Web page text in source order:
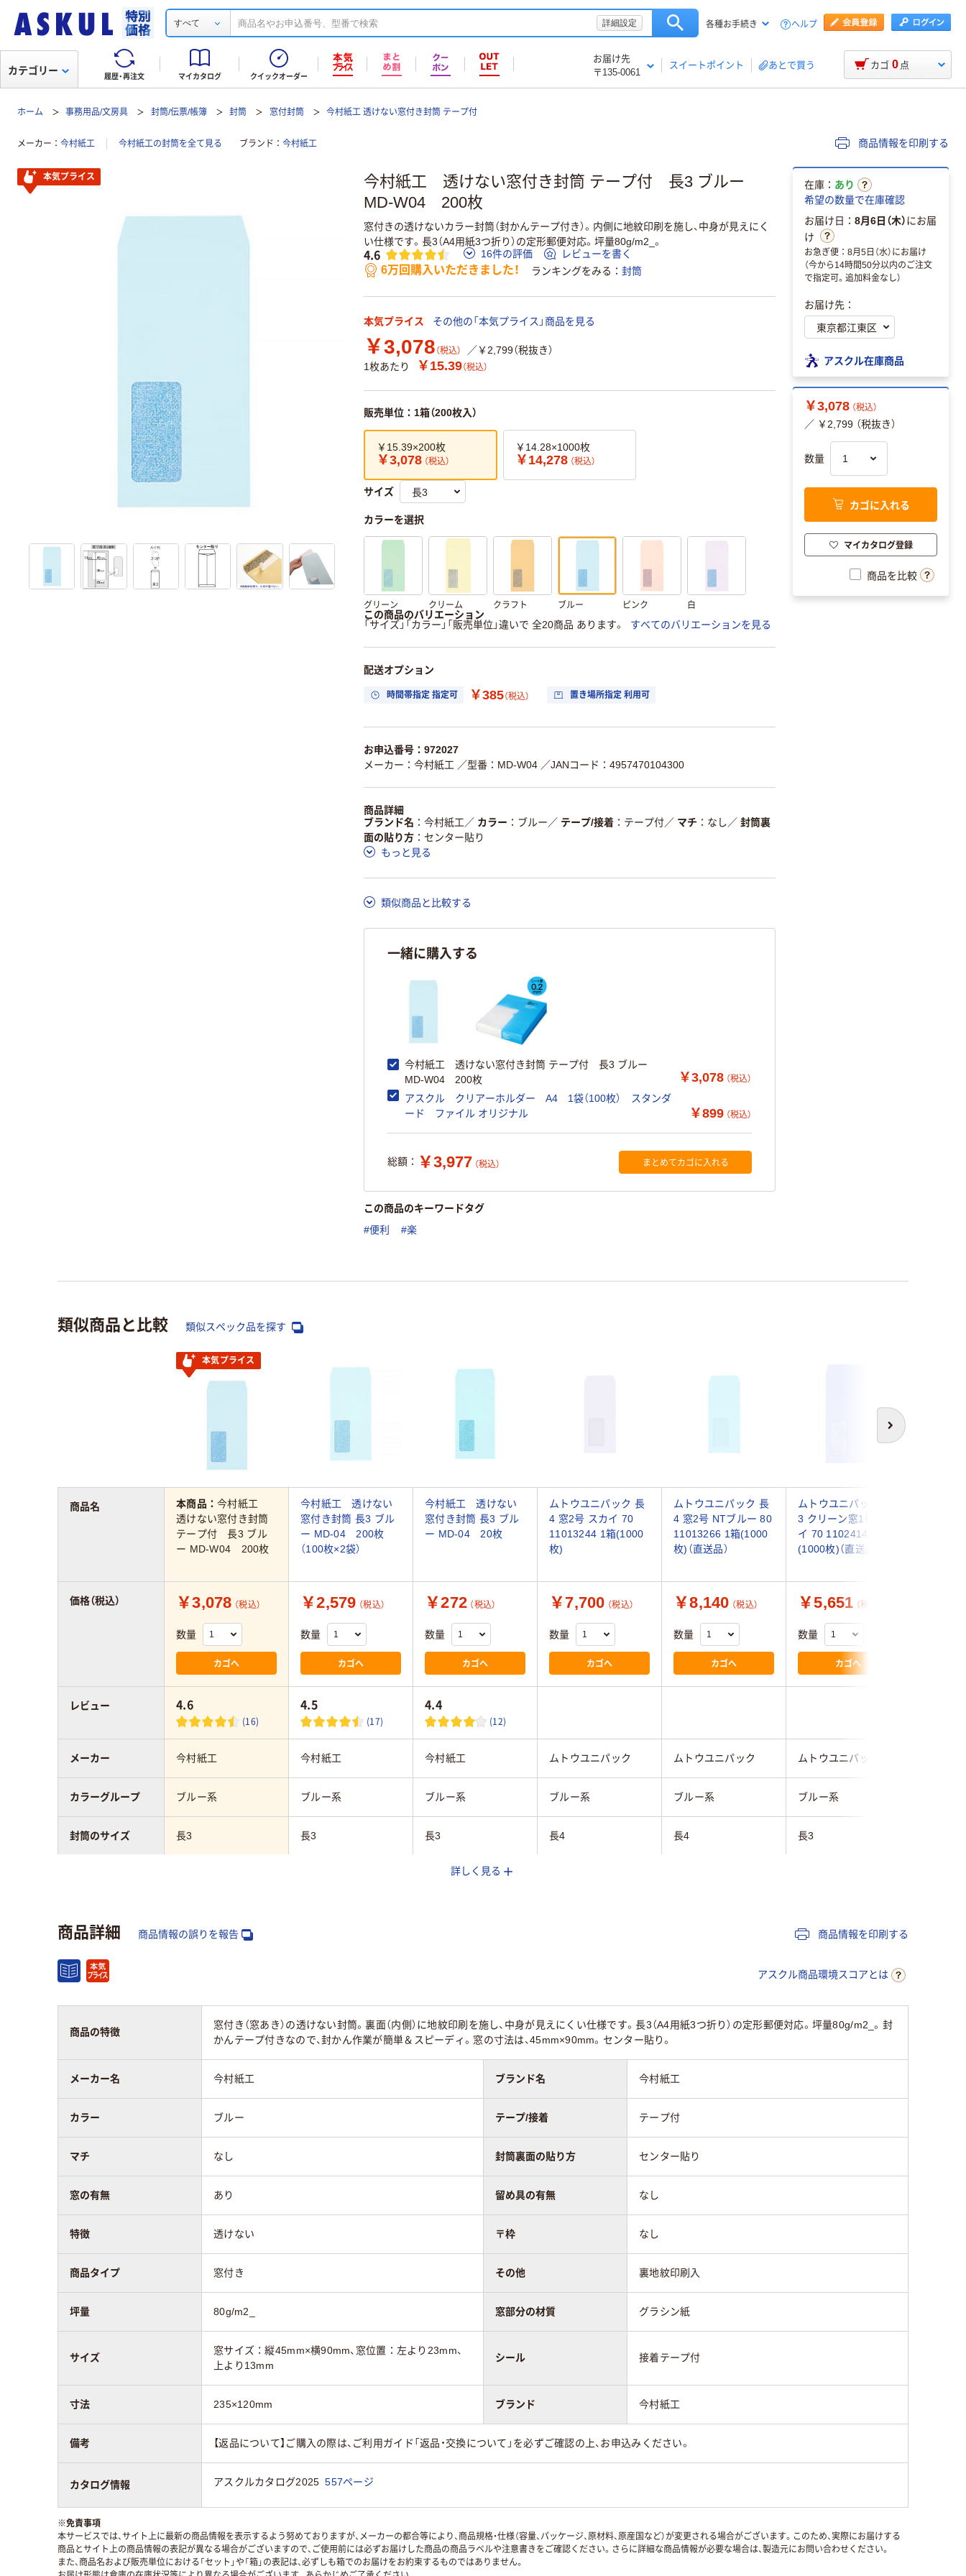
すべて 詳細設定 各種お手続き ヘルプ
履歴・再注文 マイカタログ クイックオーダー
お届け先
〒135-0061
スイートポイント あとで買う
カテゴリー カゴ 0 点
ホーム 事務用品/文房具 封筒/伝票/帳簿 封筒 窓付封筒 今村紙工 透けない窓付き封筒 テープ付
メーカー 今村紙工 今村紙工の封筒を全て見る ブランド 今村紙工 商品情報を印刷する
今村紙工 透けない窓付き封筒 テープ付 長3 ブルー
MD-W04 200枚
窓付きの透けないカラー封筒（封かんテープ付き）。内側に地紋印刷を施し、中身が見えにく
い仕様です。長3（A4用紙3つ折り）の定形郵便対応。坪量80g/m2_。
4.6 16件の評価 レビューを書く
6万回購入いただきました！ ランキングをみる 封筒
本気プライス その他の「本気プライス」商品を見る
￥3,078 （税込）
／￥2,799（税抜き）
1枚あたり
￥15.39（税込）
販売単位：1箱（200枚入）
￥15.39×200枚
￥3,078 （税込）
￥14.28×1000枚
￥14,278 （税込）
サイズ
カラーを選択
グリーン クリーム クラフト ブルー ピンク 白
この商品のバリエーション
「サイズ」「カラー」「販売単位」違いで 全20商品 あります。
すべてのバリエーションを見る
配送オプション
時間帯指定 指定可 ￥385（税込） 置き場所指定 利用可
お申込番号：972027
メーカー：今村紙工 ／型番：MD-W04 ／JANコード：4957470104300
商品詳細
ブランド名
今村紙工 ／ カラー ブルー ／ テープ/接着 テープ付／ マチ なし ／ 封筒裏
面の貼り方
センター貼り
もっと見る
類似商品と比較する
一緒に購入する
今村紙工 透けない窓付き封筒 テープ付 長3 ブルー
MD-W04 200枚
￥3,078 （税込）
アスクル クリアーホルダー A4 1袋（100枚） スタンダ
ード ファイル オリジナル
￥899 （税込）
総額： ￥3,977 （税込） まとめてカゴに入れる
この商品のキーワードタグ
#便利 #楽
本気プライス
在庫： あり
希望の数量で在庫確認
お届け日： 8月6日（木）にお届
け
お急ぎ便：8月5日（水）にお届け
（今から14時間50分以内のご注文
で指定可。追加料金なし）
お届け先：
アスクル在庫商品
￥3,078 （税込）
／ ￥2,799 （税抜き）
数量
カゴに入れる
マイカタログ登録
商品を比較
類似商品と比較 類似スペック品を探す
次へ
本気プライス
本商品：今村紙工
透けない窓付き封筒
テープ付 長3 ブル
ー MD-W04 200枚
今村紙工 透けない
窓付き封筒 長3 ブル
ー MD-04 200枚
（100枚×2袋）
今村紙工 透けない
窓付き封筒 長3 ブル
ー MD-04 20枚
ムトウユニパック 長
4 窓2号 スカイ 70
11013244 1箱(1000
枚)
ムトウユニパック 長
4 窓2号 NTブルー 80
11013266 1箱(1000
枚)（直送品）
ムトウユニパック 長
3 クリーン窓1号 スカ
イ 70 11024144 1箱
(1000枚)（直送品）
￥3,078 （税込）
数量
カゴへ
￥2,579 （税込）
数量
カゴへ
￥272 （税込）
数量
カゴへ
￥7,700 （税込）
数量
カゴへ
￥8,140 （税込）
数量
カゴへ
￥5,651 （税込）
数量
カゴへ
4.6
(16)
4.5
(17)
4.4
(12)
今村紙工 今村紙工 今村紙工 ムトウユニパック ムトウユニパック ムトウユニパック
ブルー系 ブルー系 ブルー系 ブルー系 ブルー系 ブルー系
長3 長3 長3 長4 長4 長3
テープなし
なし なし なし なし なし
商品名
価格（税込）
レビュー
メーカー
カラーグループ
封筒のサイズ
マチの有無
スコア
詳しく見る
商品詳細 商品情報の誤りを報告 商品情報を印刷する
アスクル商品環境スコアとは
商品の特徴
窓付き（窓あき）の透けない封筒。裏面（内側）に地紋印刷を施し、中身が見えにくい仕様です。長3（A4用紙3つ折り）の定形郵便対応。坪量80g/m2_。封
かんテープ付きなので、封かん作業が簡単＆スピーディ。窓の寸法は、45mm×90mm。センター貼り。
メーカー名 今村紙工 ブランド名 今村紙工
カラー ブルー テープ/接着 テープ付
マチ なし 封筒裏面の貼り方 センター貼り
窓の有無 あり 留め具の有無 なし
特徴 透けない 〒枠 なし
商品タイプ 窓付き その他 裏地紋印刷入
坪量 80g/m2_ 窓部分の材質 グラシン紙
サイズ
窓サイズ：縦45mm×横90mm、窓位置：左より23mm、
上より13mm
シール 接着テープ付
寸法 235×120mm ブランド 今村紙工
備考 【返品について】ご購入の際は、ご利用ガイド「返品・交換について」を必ずご確認の上、お申込みください。
カタログ情報 アスクルカタログ2025 557ページ
※免責事項
本サービスでは、サイト上に最新の商品情報を表示するよう努めておりますが、メーカーの都合等により、商品規格・仕様（容量、パッケージ、原材料、原産国など）が変更される場合がございます。このため、実際にお届けする
商品とサイト上の商品情報の表記が異なる場合がございますので、ご使用前には必ずお届けした商品の商品ラベルや注意書きをご確認ください。さらに詳細な商品情報が必要な場合は、製造元にお問い合わせください。
また、商品名および販売単位における「セット」や「箱」の表記は、必ずしも箱でのお届けをお約束するものではありません。